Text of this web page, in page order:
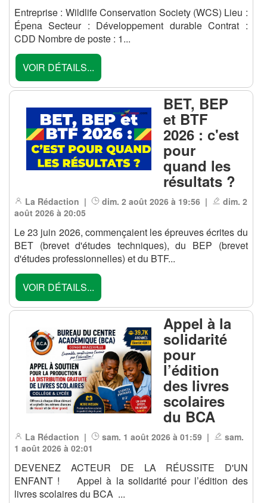
Entreprise : Wildlife Conservation Society (WCS) Lieu :
Épena Secteur : Développement durable Contrat :
CDD Nombre de poste : 1...
VOIR DÉTAILS...
BET, BEP
et BTF
2026 : c'est
pour
quand les
résultats ?
La Rédaction | dim. 2 août 2026 à 19:56 |
dim. 2
août 2026 à 20:05
Le 23 juin 2026, commençaient les épreuves écrites du
BET (brevet d'études techniques), du BEP (brevet
d'études professionnelles) et du BTF...
VOIR DÉTAILS...
Appel à la
solidarité
pour
l’édition
des livres
scolaires
du BCA
La Rédaction | sam. 1 août 2026 à 01:59 |
sam.
1 août 2026 à 02:01
DEVENEZ ACTEUR DE LA RÉUSSITE D'UN
ENFANT ! Appel à la solidarité pour l’édition des
livres scolaires du BCA ...